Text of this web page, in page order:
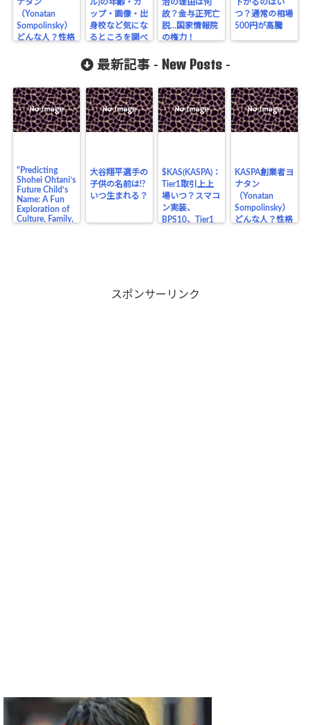
ナタン
（Yonatan
Sompolinsky）
どんな人？性格
ル)の年齢・カ
ップ・画像・出
身校など気にな
るところを調べ
治の理由は何
故？金与正死亡
説…国家情報院
の権力！
下がるのはい
つ？通常の相場
500円が高騰
最新記事 - New Posts -
“Predicting
Shohei Ohtani’s
Future Child’s
Name: A Fun
Exploration of
Culture, Family,
大谷翔平選手の
子供の名前は!?
いつ生まれる？
$KAS(KASPA)：
Tier1取引上上
場いつ？スマコ
ン実装、
BPS10、Tier1
KASPA創業者ヨ
ナタン
（Yonatan
Sompolinsky）
どんな人？性格
スポンサーリンク